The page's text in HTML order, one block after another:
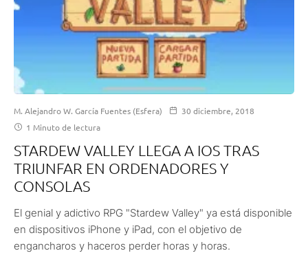
M. Alejandro W. García Fuentes (Esfera)
30 diciembre, 2018
1 Minuto de lectura
STARDEW VALLEY LLEGA A IOS TRAS
TRIUNFAR EN ORDENADORES Y
CONSOLAS
El genial y adictivo RPG "Stardew Valley" ya está disponible
en dispositivos iPhone y iPad, con el objetivo de
engancharos y haceros perder horas y horas.